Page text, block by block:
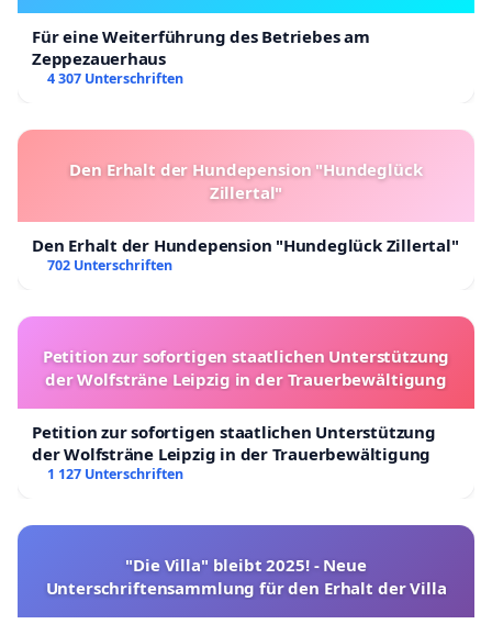
Für eine Weiterführung des Betriebes am
Zeppezauerhaus
4 307 Unterschriften
Den Erhalt der Hundepension "Hundeglück
Zillertal"
Den Erhalt der Hundepension "Hundeglück Zillertal"
702 Unterschriften
Petition zur sofortigen staatlichen Unterstützung
der Wolfsträne Leipzig in der Trauerbewältigung
Petition zur sofortigen staatlichen Unterstützung
der Wolfsträne Leipzig in der Trauerbewältigung
1 127 Unterschriften
"Die Villa" bleibt 2025! - Neue
Unterschriftensammlung für den Erhalt der Villa